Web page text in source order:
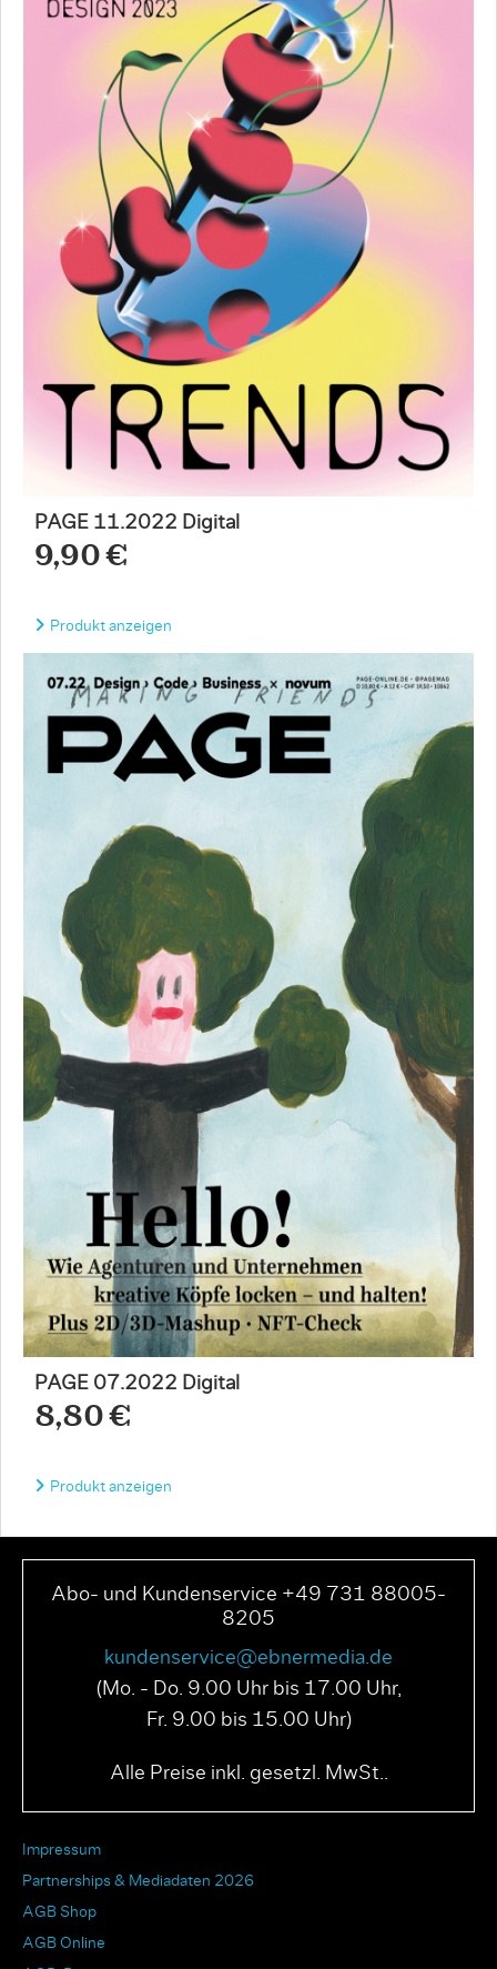
PAGE 11.2022 Digital
9,90 €
Produkt anzeigen
PAGE 07.2022 Digital
8,80 €
Produkt anzeigen
Abo- und Kundenservice +49 731 88005-
8205
kundenservice@ebnermedia.de
(Mo. - Do. 9.00 Uhr bis 17.00 Uhr,
Fr. 9.00 bis 15.00 Uhr)
Alle Preise inkl. gesetzl. MwSt..
Impressum
Partnerships & Mediadaten 2026
AGB Shop
AGB Online